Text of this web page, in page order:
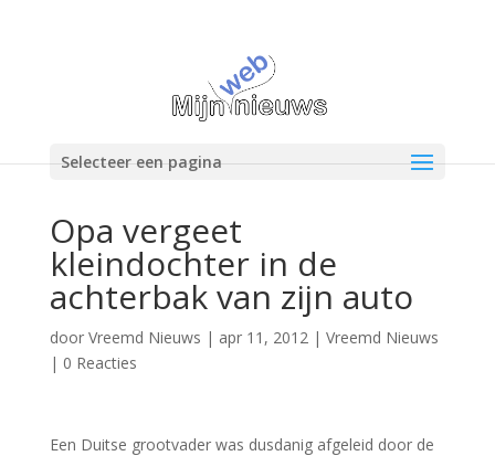
Selecteer een pagina
Opa vergeet
kleindochter in de
achterbak van zijn auto
door Vreemd Nieuws | apr 11, 2012| Vreemd Nieuws
| 0 Reacties
Een Duitse grootvader was dusdanig afgeleid door de